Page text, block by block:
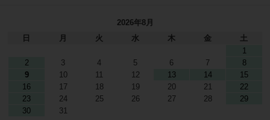
2026年8月
日
月 火 水 木 金
土
1
2
3 4 5 6 7
8
9
10 11 12 13 14
15
16
17 18 19 20 21
22
23
24 25 26 27 28
29
30
31